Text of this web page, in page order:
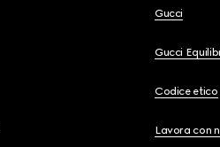
Gucci
Gucci
Codice etico
Lavora con